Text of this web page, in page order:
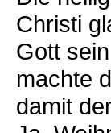
Christi
Gott
machte
damit